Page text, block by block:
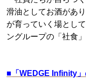
滑油としてお酒があ
が育っていく場とし
ングループの「社食
■ 「WEDGE Infinity